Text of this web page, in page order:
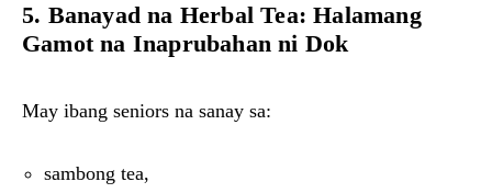
5. Banayad na Herbal Tea: Halamang
Gamot na Inaprubahan ni Dok
May ibang seniors na sanay sa:
sambong tea,